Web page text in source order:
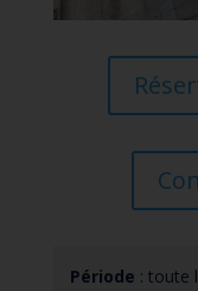
Période : toute